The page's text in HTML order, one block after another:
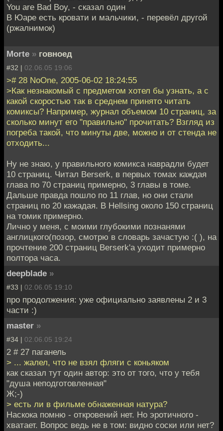
You are Bad Boy, - сказал один
В Юаре есть кровати и мальчики, - перевёл другой
(ржалнимок)
Morte » говноед
#32 | 02.06.05 19:06
># 28 NoOne, 2005-06-02 18:24:55
>Как незнакомый с предметом хотел бы узнать, а с
какой скоростью так в среднем принято читать
комиксы? Например, журнал объемом 10 страниц, за
сколько минут его "правильно" прочитать? Взгляд из
погреба такой, что минуты две, можно и от стенда не
отходить...
Ну не знаю, у правильного комикса наврадли будет
10 страниц. Читал Berserk, в первых томах каждая
глава по 70 страниц примерно, 3 главы в томе.
Дальше правда пошло по 11 глав, но они стали
страниц по 20 кажадая. В Hellsing около 150 страниц
на томик примерно.
Лично у меня, с моими глубокими познанями
англицкого(позор, смотрю в словарь зачастую :( ), на
прочтение 200 страниц Berserk'а уходит примерно
полтора часа.
deepblade »
#33 | 02.06.05 19:10
про продолжения: уже официально заявлены 2 и 3
части :)
master »
#34 | 02.06.05 19:24
2 # 27 паганель
> ... жалел, что не взял фляги с коньяком
как сказал тут один автор: это от того, что у тебя
"душа неподготовленная"
Ж;-)
> есть ли в фильме обнаженная натура?
Наскока помню - откровений нет. Но эротичного -
хватает. Вопрос ведь не в том: видно соски или нет?